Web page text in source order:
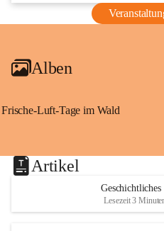
Alben
Frische-Luft-Tage im Wald
Artikel
Lesezeit 3